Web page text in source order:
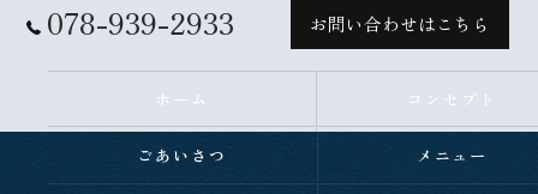
078-939-2933 お問い合わせはこちら
ホーム コンセプト
ごあいさつ メニュー